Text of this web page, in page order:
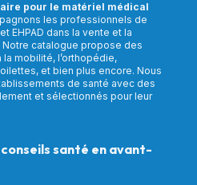
pour le matériel médical
les professionnels de
EHPAD dans la vente et la
catalogue propose des
mobilité, l’orthopédie,
et bien plus encore. Nous
de santé avec des
et sélectionnés pour leur
santé en avant-